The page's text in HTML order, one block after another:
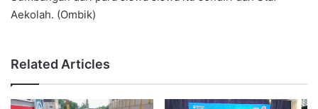
Aekolah. (Ombik)
Related Articles